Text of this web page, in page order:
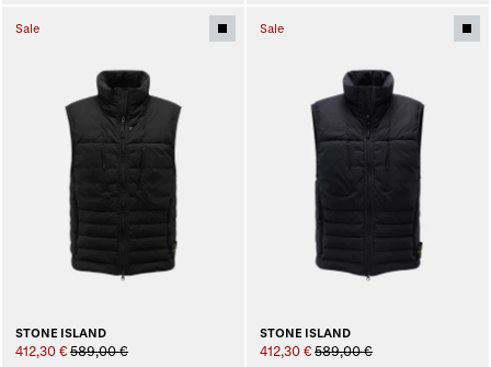
Sale
STONE ISLAND
412,30 € 589,00 €
Sale
STONE ISLAND
412,30 € 589,00 €